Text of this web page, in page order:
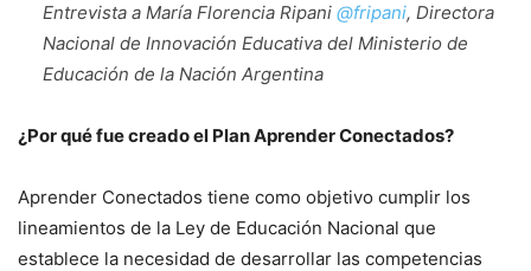
Entrevista a María Florencia Ripani @fripani, Directora
Nacional de Innovación Educativa del Ministerio de
Educación de la Nación Argentina
¿Por qué fue creado el Plan Aprender Conectados?
Aprender Conectados tiene como objetivo cumplir los
lineamientos de la Ley de Educación Nacional que
establece la necesidad de desarrollar las competencias